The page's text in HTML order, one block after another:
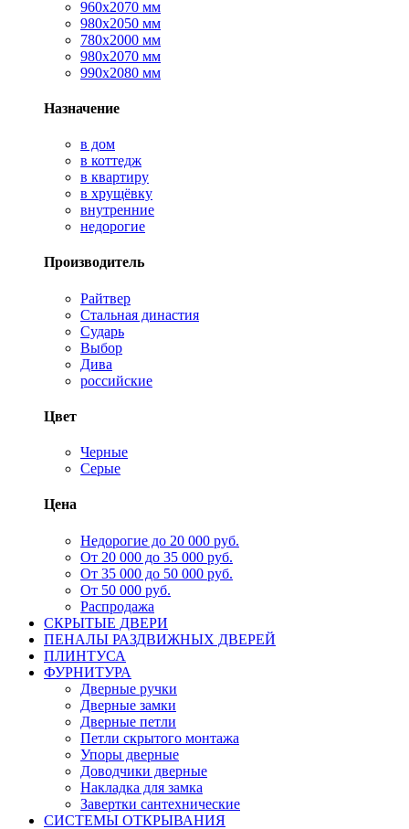
960х2070 мм
980х2050 мм
780х2000 мм
980х2070 мм
990х2080 мм
Назначение
в дом
в коттедж
в квартиру
в хрущёвку
внутренние
недорогие
Производитель
Райтвер
Стальная династия
Сударь
Выбор
Дива
российские
Цвет
Черные
Серые
Цена
Недорогие до 20 000 руб.
От 20 000 до 35 000 руб.
От 35 000 до 50 000 руб.
От 50 000 руб.
Распродажа
СКРЫТЫЕ ДВЕРИ
ПЕНАЛЫ РАЗДВИЖНЫХ ДВЕРЕЙ
ПЛИНТУСА
ФУРНИТУРА
Дверные ручки
Дверные замки
Дверные петли
Петли скрытого монтажа
Упоры дверные
Доводчики дверные
Накладка для замка
Завертки сантехнические
СИСТЕМЫ ОТКРЫВАНИЯ